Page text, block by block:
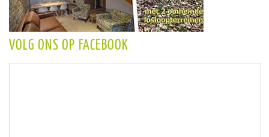
VOLG ONS OP FACEBOOK